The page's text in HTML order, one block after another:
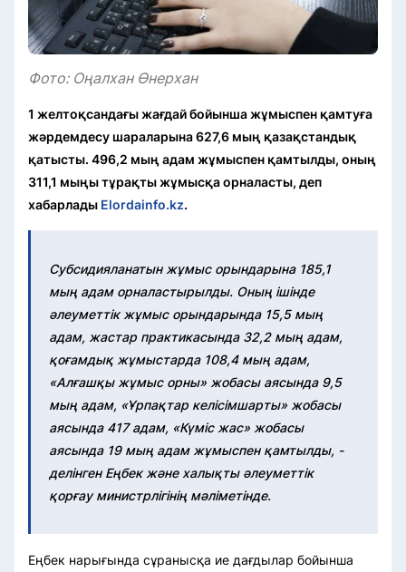
Фото: Оңалхан Өнерхан
1 желтоқсандағы жағдай бойынша жұмыспен қамтуға
жәрдемдесу шараларына 627,6 мың қазақстандық
қатысты. 496,2 мың адам жұмыспен қамтылды, оның
311,1 мыңы тұрақты жұмысқа орналасты, деп
хабарлады Elordainfo.kz.
Субсидияланатын жұмыс орындарына 185,1
мың адам орналастырылды. Оның ішінде
әлеуметтік жұмыс орындарында 15,5 мың
адам, жастар практикасында 32,2 мың адам,
қоғамдық жұмыстарда 108,4 мың адам,
«Алғашқы жұмыс орны» жобасы аясында 9,5
мың адам, «Ұрпақтар келісімшарты» жобасы
аясында 417 адам, «Күміс жас» жобасы
аясында 19 мың адам жұмыспен қамтылды, -
делінген Еңбек және халықты әлеуметтік
қорғау министрлігінің мәліметінде.
Еңбек нарығында сұранысқа ие дағдылар бойынша